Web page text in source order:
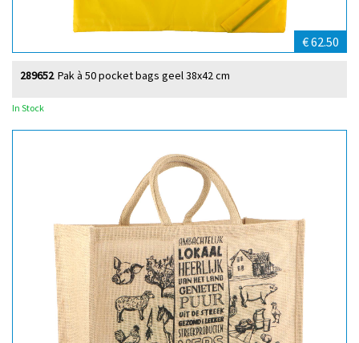
€ 62.50
Pak à 50 pocket bags geel 38x42 cm
289652
In Stock